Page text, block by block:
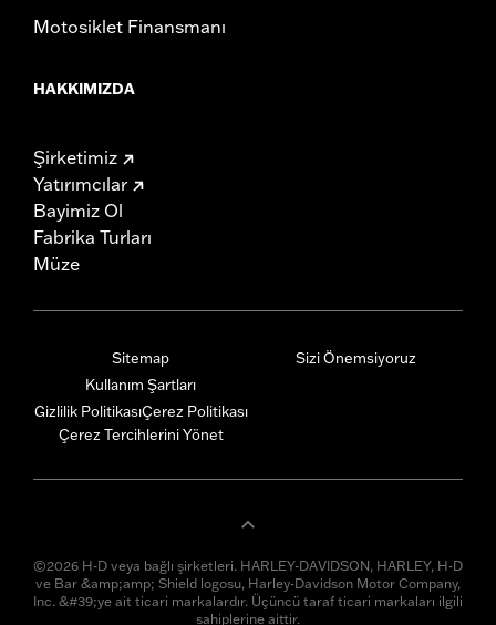
Motosiklet Finansmanı
HAKKIMIZDA
Şirketimiz
Yatırımcılar
Bayimiz Ol
Fabrika Turları
Müze
Sitemap
Kullanım Şartları
Gizlilik PolitikasıÇerez Politikası
Çerez Tercihlerini Yönet
Sizi Önemsiyoruz
©2026 H-D veya bağlı şirketleri. HARLEY-DAVIDSON, HARLEY, H-D
ve Bar &amp;amp; Shield logosu, Harley-Davidson Motor Company,
Inc. &#39;ye ait ticari markalardır. Üçüncü taraf ticari markaları ilgili
sahiplerine aittir.